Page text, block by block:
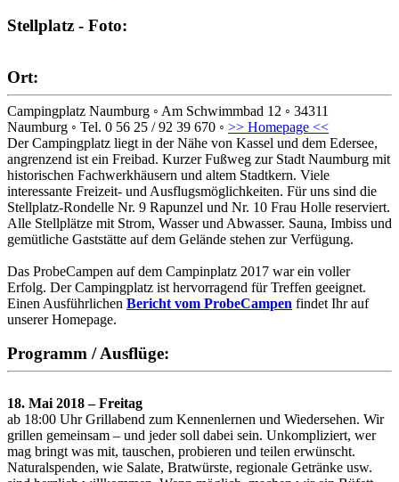
Stellplatz - Foto:
Ort:
Campingplatz Naumburg ◦ Am Schwimmbad 12 ◦ 34311
Naumburg ◦ Tel. 0 56 25 / 92 39 670 ◦ >> Homepage <<
Der Campingplatz liegt in der Nähe von Kassel und dem Edersee,
angrenzend ist ein Freibad. Kurzer Fußweg zur Stadt Naumburg mit
historischen Fachwerkhäusern und altem Stadtkern. Viele
interessante Freizeit- und Ausflugsmöglichkeiten. Für uns sind die
Stellplatz-Rondelle Nr. 9 Rapunzel und Nr. 10 Frau Holle reserviert.
Alle Stellplätze mit Strom, Wasser und Abwasser. Sauna, Imbiss und
gemütliche Gaststätte auf dem Gelände stehen zur Verfügung.
Das ProbeCampen auf dem Campinplatz 2017 war ein voller
Erfolg. Der Campingplatz ist hervorragend für Treffen geeignet.
Einen Ausführlichen Bericht vom ProbeCampen findet Ihr auf
unserer Homepage.
Programm / Ausflüge:
18. Mai 2018 – Freitag
ab 18:00 Uhr Grillabend zum Kennenlernen und Wiedersehen. Wir
grillen gemeinsam – und jeder soll dabei sein. Unkompliziert, wer
mag bringt was mit, tauschen, probieren und teilen erwünscht.
Naturalspenden, wie Salate, Bratwürste, regionale Getränke usw.